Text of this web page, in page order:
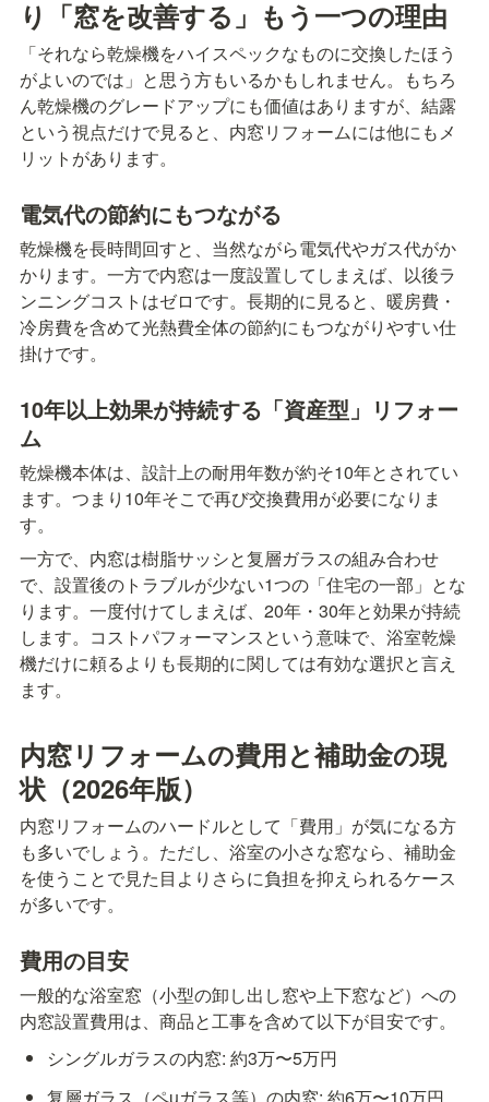
り「窓を改善する」もう一つの理由
「それなら乾燥機をハイスペックなものに交換したほう
がよいのでは」と思う方もいるかもしれません。もちろ
ん乾燥機のグレードアップにも価値はありますが、結露
という視点だけで見ると、内窓リフォームには他にもメ
リットがあります。
電気代の節約にもつながる
乾燥機を長時間回すと、当然ながら電気代やガス代がか
かります。一方で内窓は一度設置してしまえば、以後ラ
ンニングコストはゼロです。長期的に見ると、暖房費・
冷房費を含めて光熱費全体の節約にもつながりやすい仕
掛けです。
10年以上効果が持続する「資産型」リフォー
ム
乾燥機本体は、設計上の耐用年数が約そ10年とされてい
ます。つまり10年そこで再び交換費用が必要になりま
す。
一方で、内窓は樹脂サッシと复層ガラスの組み合わせ
で、設置後のトラブルが少ない1つの「住宅の一部」とな
ります。一度付けてしまえば、20年・30年と効果が持続
します。コストパフォーマンスという意味で、浴室乾燥
機だけに頼るよりも長期的に関しては有効な選択と言え
ます。
内窓リフォームの費用と補助金の現
状（2026年版）
内窓リフォームのハードルとして「費用」が気になる方
も多いでしょう。ただし、浴室の小さな窓なら、補助金
を使うことで見た目よりさらに負担を抑えられるケース
が多いです。
費用の目安
一般的な浴室窓（小型の卸し出し窓や上下窓など）への
内窓設置費用は、商品と工事を含めて以下が目安です。
シングルガラスの内窓: 約3万〜5万円